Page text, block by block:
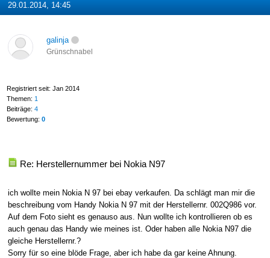
29.01.2014, 14:45
galinja
Grünschnabel
Registriert seit: Jan 2014
Themen: 1
Beiträge: 4
Bewertung: 0
Re: Herstellernummer bei Nokia N97
ich wollte mein Nokia N 97 bei ebay verkaufen. Da schlägt man mir die
beschreibung vom Handy Nokia N 97 mit der Herstellernr. 002Q986 vor.
Auf dem Foto sieht es genauso aus. Nun wollte ich kontrollieren ob es
auch genau das Handy wie meines ist. Oder haben alle Nokia N97 die
gleiche Herstellernr.?
Sorry für so eine blöde Frage, aber ich habe da gar keine Ahnung.